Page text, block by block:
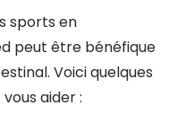
sports en
peut être bénéfique
Voici quelques
aider :